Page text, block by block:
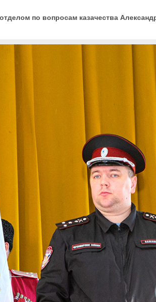
по вопросам казачества